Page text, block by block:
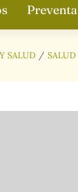
Preventa
SALUD SALUD